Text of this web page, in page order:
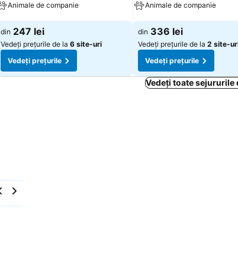
Animale de companie
Vedeți prețurile
din 247 lei
Vedeți prețurile de la 6 site-uri
Vedeți prețurile
Animale de companie
Vedeți prețurile
din 336 lei
Vedeți prețurile de la 2 site-
Vedeți prețurile
Vedeți toate sejururile